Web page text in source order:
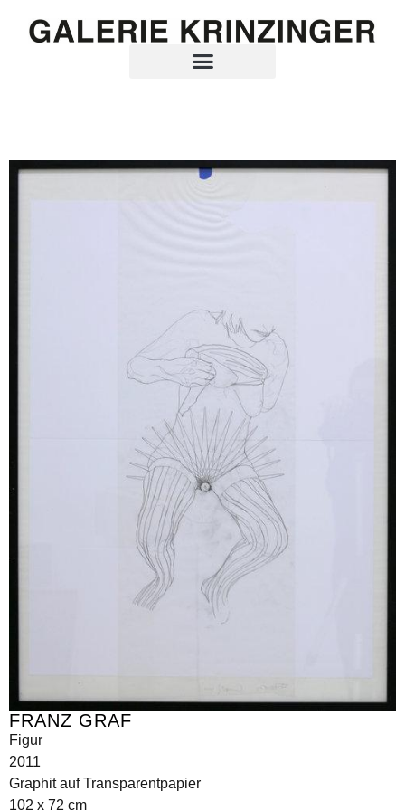
FRANZ GRAF
Figur
2011
Graphit auf Transparentpapier
102 x 72 cm